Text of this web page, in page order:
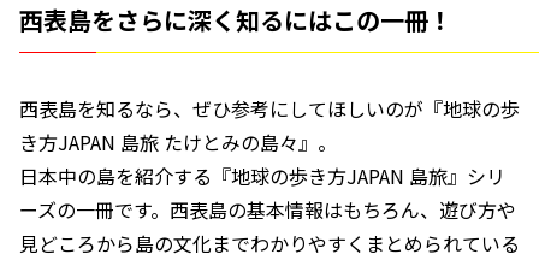
西表島をさらに深く知るにはこの一冊！
西表島を知るなら、ぜひ参考にしてほしいのが『地球の歩
き方JAPAN 島旅 たけとみの島々』。
日本中の島を紹介する『地球の歩き方JAPAN 島旅』シリ
ーズの一冊です。西表島の基本情報はもちろん、遊び方や
見どころから島の文化までわかりやすくまとめられている